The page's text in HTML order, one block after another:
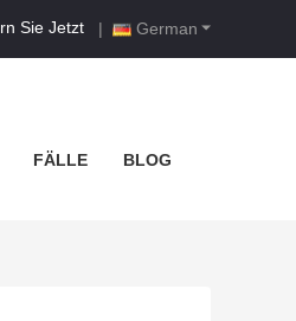
German
Sie Jetzt |
FÄLLE BLOG